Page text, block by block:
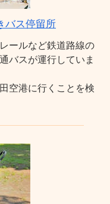
バス停留所
ールなど鉄道路線の
バスが運行していま
空港に行くことを検